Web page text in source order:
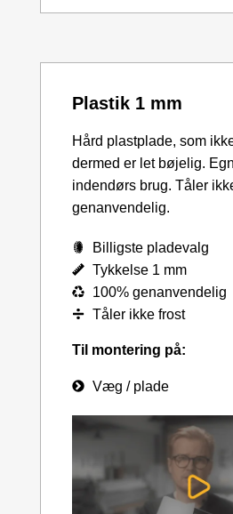
Plastik 1 mm
Hård plastplade, som
dermed er let bøjelig.
indendørs brug. Tåler
genanvendelig.
Billigste pladevalg
Tykkelse 1 mm
100% genanvendelig
Tåler ikke frost
Til montering på:
Væg / plade